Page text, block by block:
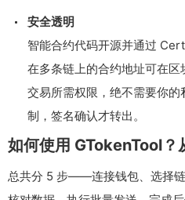
安全透明
智能合约代码开源并通过
在多条链上的合约地址可在
交易所需权限，绝不需要你
制，签名确认才转出。
如何使用 GTokenTool？
总共分 5 步——连接钱包、选择链